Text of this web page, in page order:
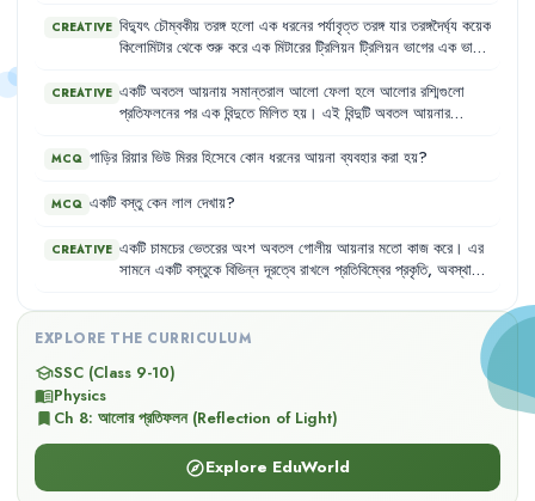
CREATIVE বিদ্যুৎ চৌম্বকীয় তরঙ্গ হলো এক ধরনের পর্যাবৃত্ত তরঙ্গ যার তরঙ্গদৈর্ঘ্য কয়েক
কিলোমিটার থেকে শুরু করে এক মিটারের ট্রিলিয়ন ট্রিলিয়ন ভাগের এক ভাগও
যা 400 nmথেকে 700 nmএর মধ্যে থাকে এবং যাকে আমরা দৃশ্যমান
আলো বলি। এই দৃশ্যমান আলোর বিভিন্ন তরঙ্গদৈর্ঘ্যকে আমরা বিভিন্ন
সাথে তা নীল, সবুজ, হলুদ, কমলা, লাল হয়ে অদৃশ্য হয়ে যায়।
CREATIVE একটি অবতল আয়নায় সমান্তরাল আলো ফেলা হলে আলোর রশ্মিগুলো
প্রতিফলনের পর এক বিন্দুতে মিলিত হয় । এই বিন্দুটি অবতল আয়নার
(অভিসারী) এবং ফোকাস বিন্দুতে পৌঁছানোর পর আলো ছড়িয়ে যেতে
MCQ গাড়ির রিয়ার ভিউ মিরর হিসেবে কোন ধরনের আয়না ব্যবহার করা হয়?
MCQ একটি বস্তু কেন লাল দেখায়?
CREATIVE একটি চামচের ভেতরের অংশ অবতল গোলীয় আয়নার মতো কাজ করে । এর
সামনে একটি বস্তুকে বিভিন্ন দূরত্বে রাখলে প্রতিবিম্বের প্রকৃতি, অবস্থান
ফোকাস দূরত্বের বাইরে রাখলে অন্যরকম প্রতিবিম্ব তৈরি হয়।
EXPLORE THE CURRICULUM
schoolSSC (Class 9-10)
menu_bookPhysics
bookmark Ch 8: আলোর প্রতিফলন (Reflection of Light)
exploreExplore EduWorld